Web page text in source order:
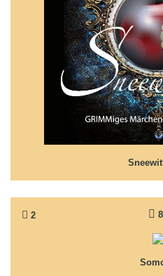
Wir haben uns NICHT
Grimms
2
Sehen -